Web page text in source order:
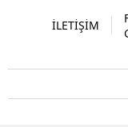
İLETİŞİM